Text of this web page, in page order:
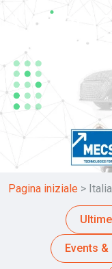
Pagina iniziale > Italia
Events